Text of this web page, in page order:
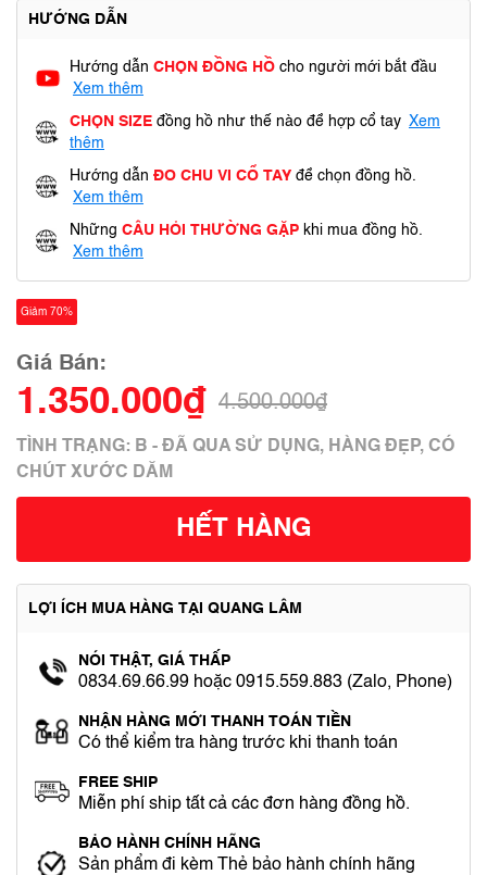
HƯỚNG DẪN
Hướng dẫn CHỌN ĐỒNG HỒ cho người mới bắt đầu
Xem thêm
CHỌN SIZE đồng hồ như thế nào để hợp cổ tay Xem
thêm
Hướng dẫn ĐO CHU VI CỔ TAY để chọn đồng hồ.
Xem thêm
Những CÂU HỎI THƯỜNG GẶP khi mua đồng hồ.
Xem thêm
Giảm 70%
Giá Bán:
1.350.000₫ 4.500.000₫
TÌNH TRẠNG: B - ĐÃ QUA SỬ DỤNG, HÀNG ĐẸP, CÓ
CHÚT XƯỚC DĂM
HẾT HÀNG
LỢI ÍCH MUA HÀNG TẠI QUANG LÂM
NÓI THẬT, GIÁ THẤP
0834.69.66.99 hoặc 0915.559.883 (Zalo, Phone)
NHẬN HÀNG MỚI THANH TOÁN TIỀN
Có thể kiểm tra hàng trước khi thanh toán
FREE SHIP
Miễn phí ship tất cả các đơn hàng đồng hồ.
BẢO HÀNH CHÍNH HÃNG
Sản phẩm đi kèm Thẻ bảo hành chính hãng